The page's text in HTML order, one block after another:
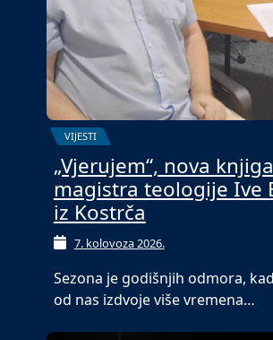
VIJESTI
„Vjerujem“, nova knjiga
magistra teologije Ive
iz Kostrča
7. kolovoza 2026.
Sezona je godišnjih odmora,
od nas izdvoje više vremena…